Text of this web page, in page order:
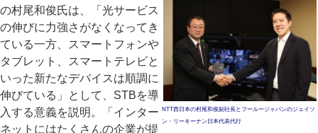
NTT西日本の村尾和俊副社長とフールージャパンのジェイソ
ン・リーキーナン日本代表代行
の村尾和俊氏は、「光サービス
の伸びに力強さがなくなってき
ている一方、スマートフォンや
タブレット、スマートテレビと
いった新たなデバイスは順調に
伸びている」として、STBを導
入する意義を説明。「インター
ネットにはたくさんの企業が提